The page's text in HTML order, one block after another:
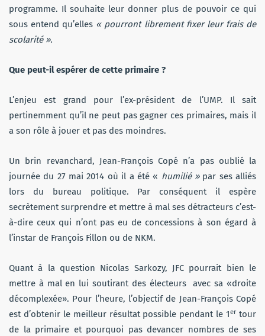
programme. Il souhaite leur donner plus de pouvoir ce qui
sous entend qu’elles « pourront librement fixer leur frais de
scolarité ».
Que peut-il espérer de cette primaire ?
L’enjeu est grand pour l’ex-président de l’UMP. Il sait
pertinemment qu’il ne peut pas gagner ces primaires, mais il
a son rôle à jouer et pas des moindres.
Un brin revanchard, Jean-François Copé n’a pas oublié la
journée du 27 mai 2014 où il a été « humilié »par ses alliés
lors du bureau politique. Par conséquent il espère
secrètement surprendre et mettre à mal ses détracteurs c’est-
à-dire ceux qui n’ont pas eu de concessions à son égard à
l’instar de François Fillon ou de NKM.
Quant à la question Nicolas Sarkozy, JFC pourrait bien le
mettre à mal en lui soutirant des électeurs avec sa «droite
décomplexée». Pour l’heure, l’objectif de Jean-François Copé
est d’obtenir le meilleur résultat possible pendant le 1ertour
de la primaire et pourquoi pas devancer nombres de ses